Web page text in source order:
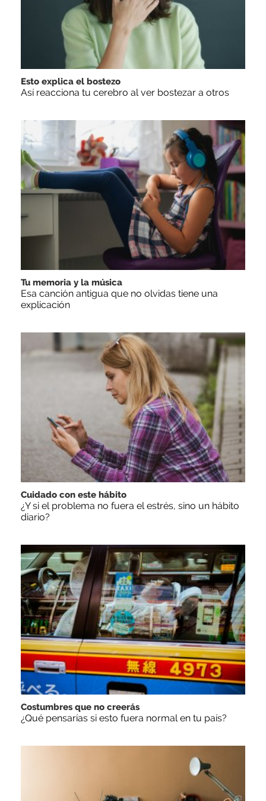
Esto explica el bostezo
Así reacciona tu cerebro al ver bostezar a otros
Tu memoria y la música
Esa canción antigua que no olvidas tiene una
explicación
Cuidado con este hábito
¿Y si el problema no fuera el estrés, sino un hábito
diario?
Costumbres que no creerás
¿Qué pensarías si esto fuera normal en tu país?